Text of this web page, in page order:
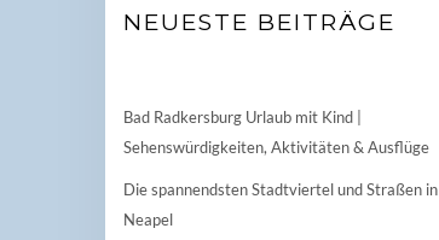
NEUESTE BEITRÄGE
Bad Radkersburg Urlaub mit Kind |
Sehenswürdigkeiten, Aktivitäten & Ausflüge
Die spannendsten Stadtviertel und Straßen in
Neapel